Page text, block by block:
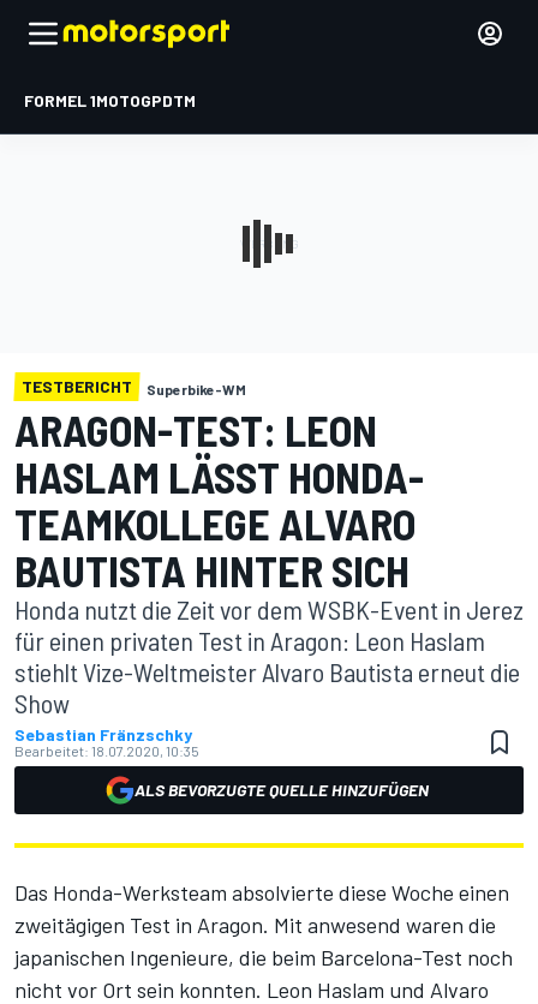
FORMEL 1MOTOGPDTM
TESTBERICHT Superbike-WM
ARAGON-TEST: LEON
HASLAM LÄSST HONDA-
TEAMKOLLEGE ALVARO
BAUTISTA HINTER SICH
Honda nutzt die Zeit vor dem WSBK-Event in Jerez
für einen privaten Test in Aragon: Leon Haslam
stiehlt Vize-Weltmeister Alvaro Bautista erneut die
Show
Sebastian Fränzschky
Bearbeitet: 18.07.2020, 10:35
ALS BEVORZUGTE QUELLE HINZUFÜGEN
Das Honda-Werksteam absolvierte diese Woche einen
zweitägigen Test in Aragon. Mit anwesend waren die
japanischen Ingenieure, die beim Barcelona-Test noch
nicht vor Ort sein konnten. Leon Haslam und Alvaro